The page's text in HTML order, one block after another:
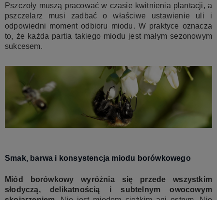
Pszczoły muszą pracować w czasie kwitnienia plantacji, a
pszczelarz musi zadbać o właściwe ustawienie uli i
odpowiedni moment odbioru miodu. W praktyce oznacza
to, że każda partia takiego miodu jest małym sezonowym
sukcesem.
Smak, barwa i konsystencja miodu borówkowego
Miód borówkowy wyróżnia się przede wszystkim
słodyczą, delikatnością i subtelnym owocowym